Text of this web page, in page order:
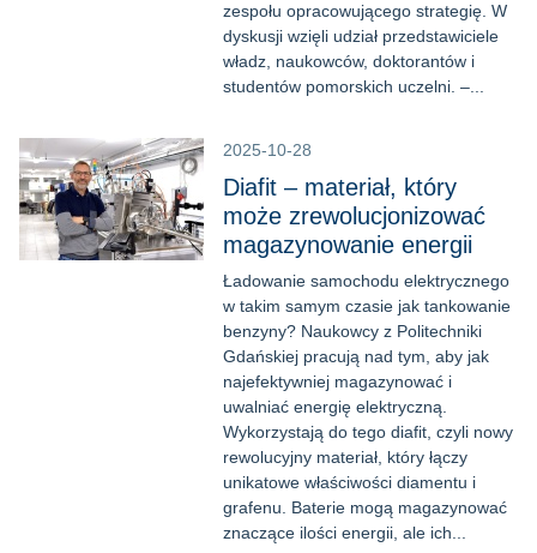
zespołu opracowującego strategię. W
dyskusji wzięli udział przedstawiciele
władz, naukowców, doktorantów i
studentów pomorskich uczelni. –...
2025-10-28
Diafit – materiał, który
może zrewolucjonizować
magazynowanie energii
Ładowanie samochodu elektrycznego
w takim samym czasie jak tankowanie
benzyny? Naukowcy z Politechniki
Gdańskiej pracują nad tym, aby jak
najefektywniej magazynować i
uwalniać energię elektryczną.
Wykorzystają do tego diafit, czyli nowy
rewolucyjny materiał, który łączy
unikatowe właściwości diamentu i
grafenu. Baterie mogą magazynować
znaczące ilości energii, ale ich...